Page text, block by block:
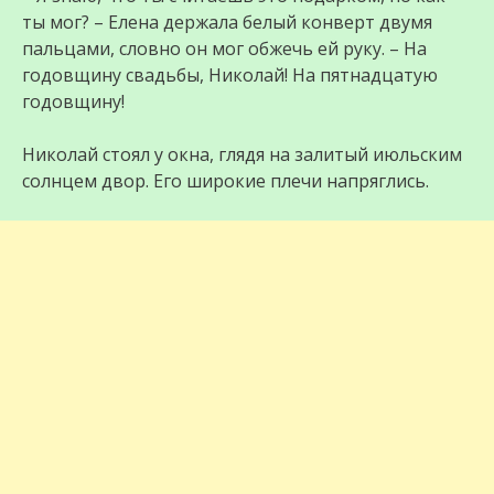
ты мог? – Елена держала белый конверт двумя
пальцами, словно он мог обжечь ей руку. – На
годовщину свадьбы, Николай! На пятнадцатую
годовщину!
Николай стоял у окна, глядя на залитый июльским
солнцем двор. Его широкие плечи напряглись.